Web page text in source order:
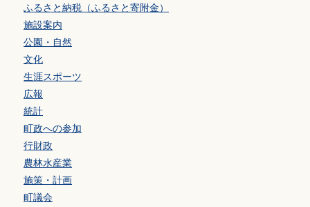
ふるさと納税（ふるさと寄附金）
施設案内
公園・自然
文化
生涯スポーツ
広報
統計
町政への参加
行財政
農林水産業
施策・計画
町議会